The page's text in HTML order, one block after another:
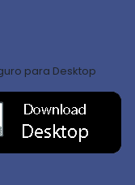
para Desktop